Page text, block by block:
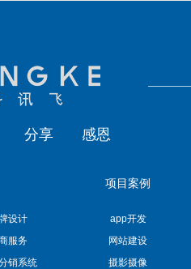
分享 感恩
设计
服务
销系统
项目案例
app开发
网站建设
摄影摄像